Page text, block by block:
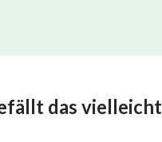
das vielleicht